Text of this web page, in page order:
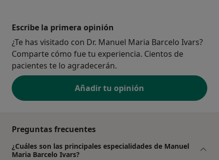
Escribe la primera opinión
¿Te has visitado con Dr. Manuel Maria Barcelo Ivars?
Comparte cómo fue tu experiencia. Cientos de
pacientes te lo agradecerán.
Añadir tu opinión
Preguntas frecuentes
¿Cuáles son las principales especialidades de Manuel
Maria Barcelo Ivars?